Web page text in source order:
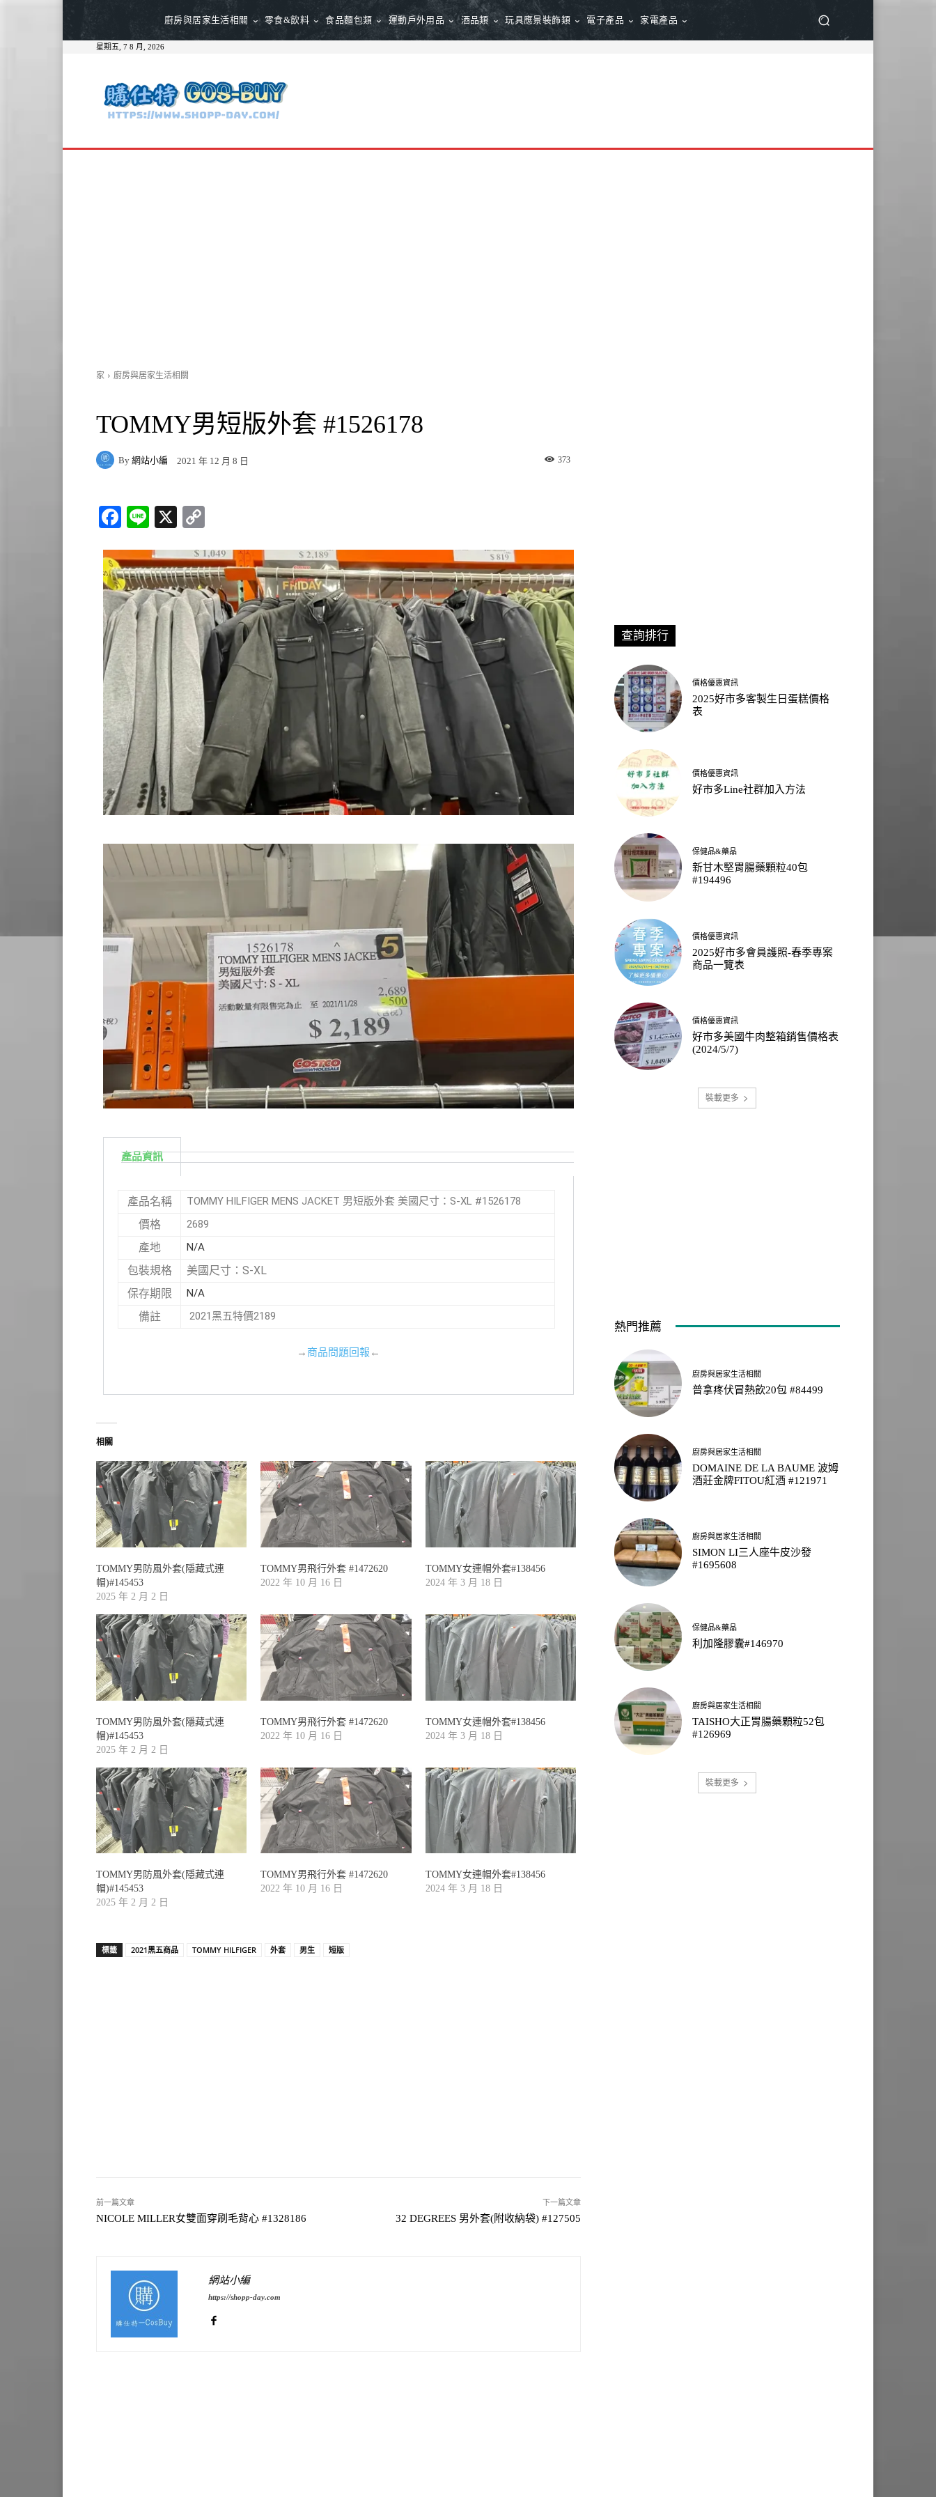
廚房與居家生活相關 零食&飲料 食品麵包類 運動戶外用品 酒品類 玩具應景裝飾類 電子產品 家電產品
星期五, 7 8 月, 2026
家 廚房與居家生活相關
TOMMY男短版外套 #1526178
By 網站小編 2021 年 12 月 8 日 373
Fa
bo
ok
Li
X
y
Li
nk
產品資訊
產品名稱 TOMMY HILFIGER MENS JACKET 男短版外套 美國尺寸：S-XL #1526178
價格 2689
產地 N/A
包裝規格 美國尺寸：S-XL
保存期限 N/A
備註 2021黑五特價2189
→ 商品問題回報 ←
相關
TOMMY男防風外套(隱藏式連
帽)#145453
2025 年 2 月 2 日
TOMMY男飛行外套 #1472620
2022 年 10 月 16 日
TOMMY女連帽外套#138456
2024 年 3 月 18 日
TOMMY男防風外套(隱藏式連
帽)#145453
2025 年 2 月 2 日
TOMMY男飛行外套 #1472620
2022 年 10 月 16 日
TOMMY女連帽外套#138456
2024 年 3 月 18 日
TOMMY男防風外套(隱藏式連
帽)#145453
2025 年 2 月 2 日
TOMMY男飛行外套 #1472620
2022 年 10 月 16 日
TOMMY女連帽外套#138456
2024 年 3 月 18 日
標籤 2021黑五商品 TOMMY HILFIGER 外套 男生 短版
前一篇文章
NICOLE MILLER女雙面穿刷毛背心 #1328186
下一篇文章
32 DEGREES 男外套(附收納袋) #127505
網站小編
https://shopp-day.com
查詢排行
價格優惠資訊
2025好市多客製生日蛋糕價格
表
價格優惠資訊
好市多Line社群加入方法
保健品&藥品
新甘木堅胃腸藥顆粒40包
#194496
價格優惠資訊
2025好市多會員護照-春季專案
商品一覽表
價格優惠資訊
好市多美國牛肉整箱銷售價格表
(2024/5/7)
裝載更多
熱門推薦
廚房與居家生活相關
普拿疼伏冒熱飲20包 #84499
廚房與居家生活相關
DOMAINE DE LA BAUME 波姆
酒莊金牌FITOU紅酒 #121971
廚房與居家生活相關
SIMON LI三人座牛皮沙發
#1695608
保健品&藥品
利加隆膠囊#146970
廚房與居家生活相關
TAISHO大正胃腸藥顆粒52包
#126969
裝載更多